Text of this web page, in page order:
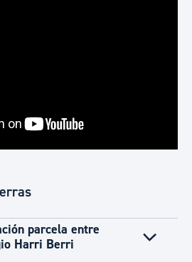
parcela entre
Harri Berri